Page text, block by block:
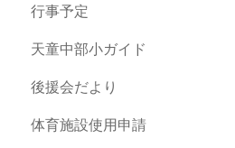
行事予定
天童中部小ガイド
後援会だより
体育施設使用申請